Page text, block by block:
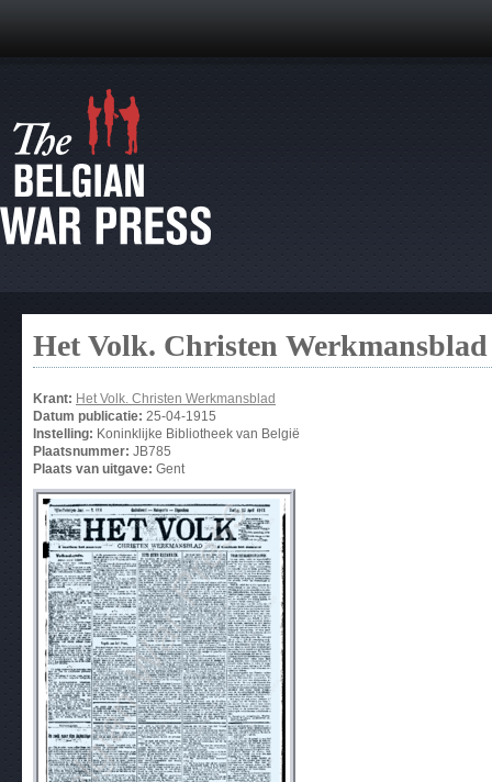
Het Volk. Christen Werkmansblad
Krant: Het Volk. Christen Werkmansblad
Datum publicatie: 25-04-1915
Instelling: Koninklijke Bibliotheek van België
Plaatsnummer: JB785
Plaats van uitgave: Gent